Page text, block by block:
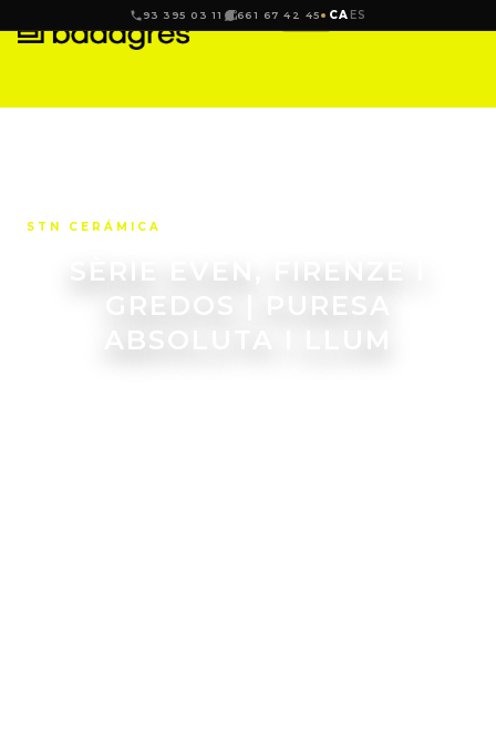
93 395 03 11 661 67 42 45 CA ES
SÈRIE EVEN, FIRENZE I
GREDOS | PURESA
ABSOLUTA I LLUM
STN CERÁMICA